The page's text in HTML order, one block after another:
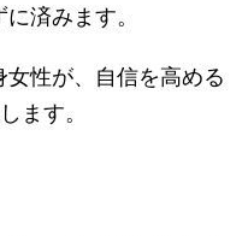
済みます。
性が、自信を高める
ます。